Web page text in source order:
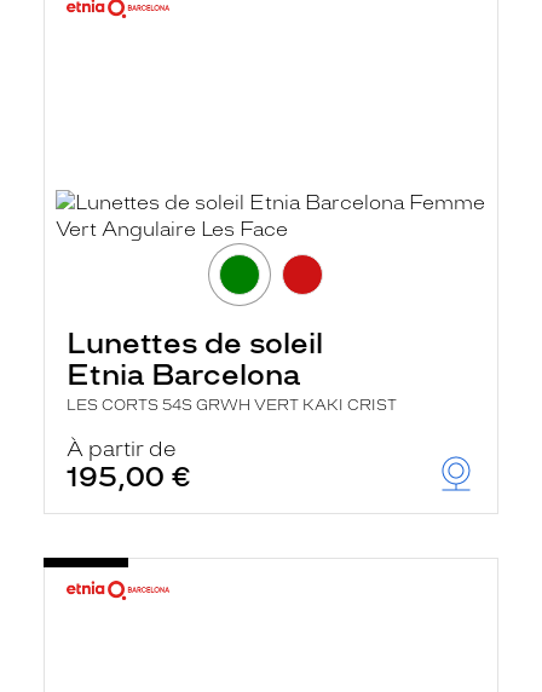
Lunettes de soleil
Etnia Barcelona
LES CORTS 54S GRWH VERT KAKI CRIST
À partir de
195,00 €